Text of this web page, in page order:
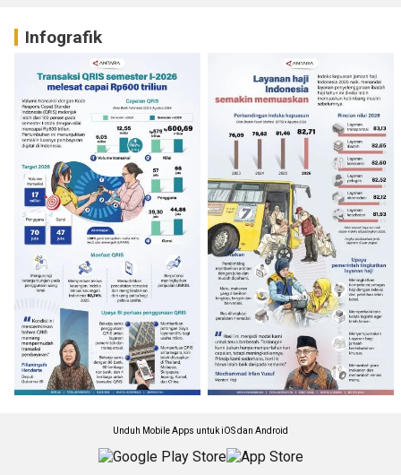
Infografik
Unduh Mobile Apps untuk iOS dan Android